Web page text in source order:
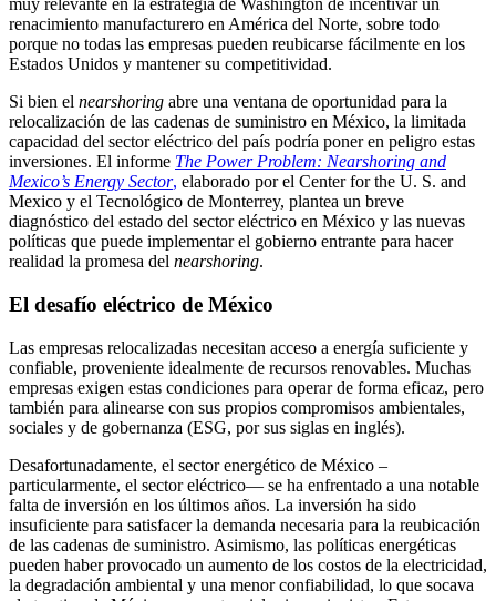
muy relevante en la estrategia de Washington de incentivar un
renacimiento manufacturero en América del Norte, sobre todo
porque no todas las empresas pueden reubicarse fácilmente en los
Estados Unidos y mantener su competitividad.
Si bien el nearshoring abre una ventana de oportunidad para la
relocalización de las cadenas de suministro en México, la limitada
capacidad del sector eléctrico del país podría poner en peligro estas
inversiones. El informe The Power Problem: Nearshoring and
Mexico’s Energy Sector, elaborado por el Center for the U. S. and
Mexico y el Tecnológico de Monterrey, plantea un breve
diagnóstico del estado del sector eléctrico en México y las nuevas
políticas que puede implementar el gobierno entrante para hacer
realidad la promesa del nearshoring.
El desafío eléctrico de México
Las empresas relocalizadas necesitan acceso a energía suficiente y
confiable, proveniente idealmente de recursos renovables. Muchas
empresas exigen estas condiciones para operar de forma eficaz, pero
también para alinearse con sus propios compromisos ambientales,
sociales y de gobernanza (ESG, por sus siglas en inglés).
Desafortunadamente, el sector energético de México –
particularmente, el sector eléctrico— se ha enfrentado a una notable
falta de inversión en los últimos años. La inversión ha sido
insuficiente para satisfacer la demanda necesaria para la reubicación
de las cadenas de suministro. Asimismo, las políticas energéticas
pueden haber provocado un aumento de los costos de la electricidad,
la degradación ambiental y una menor confiabilidad, lo que socava